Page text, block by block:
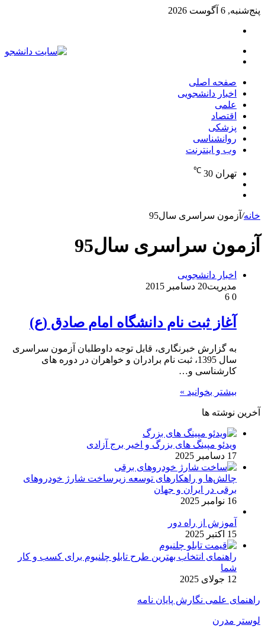
پنج‌شنبه, 6 آگوست 2026
صفحه اصلی
اخبار دانشجویی
علمی
اقتصاد
پزشکی
روانشناسی
وب و اینترنت
تهران 30
℃
خانه/ آزمون سراسری سال95
آزمون سراسری سال95
اخبار دانشجویی
مدیریت20 دسامبر 2015
0
آغاز ثبت نام دانشگاه امام صادق (ع)
به گزارش خبرنگاری، قابل توجه داوطلبان آزمون سراسری
سال 1395، ثبت نام برادران و خواهران در دوره های
کارشناسی و…
بیشتر بخوانید »
آخرین نوشته ها
ویدئو مپینگ های بزرگ و اخیر برج آزادی
17 دسامبر 2025
چالش‌ها و راهکارهای توسعه زیرساخت شارژ خودروهای
برقی در ایران و جهان
16 نوامبر 2025
آموزش از راه دور
15 اکتبر 2025
راهنمای انتخاب بهترین طرح تابلو چلنیوم برای کسب و کار
شما
12 جولای 2025
راهنمای علمی نگارش پایان نامه
لوستر مدرن